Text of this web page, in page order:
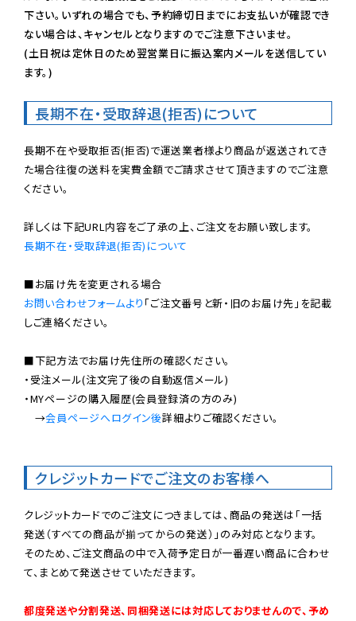
下さい。いずれの場合でも、予約締切日までにお支払いが確認でき
ない場合は、キャンセルとなりますのでご注意下さいませ。
(土日祝は定休日のため翌営業日に振込案内メールを送信してい
ます。)
長期不在・受取辞退(拒否)について
長期不在や受取拒否(拒否)で運送業者様より商品が返送されてき
た場合往復の送料を実費金額でご請求させて頂きますのでご注意
ください。
長期不在・受取辞退(拒否)について
お問い合わせフォームより 「ご注文番号と新・旧のお届け先」を記載
しご連絡ください。
■下記方法でお届け先住所の確認ください。
・受注メール(注文完了後の自動返信メール)
・MYページの購入履歴(会員登録済の方のみ)
→会員ページへログイン後詳細よりご確認ください。
クレジットカードでご注文のお客様へ
クレジットカードでのご注文につきましては、商品の発送は「一括
発送（すべての商品が揃ってからの発送）」のみ対応となります。
そのため、ご注文商品の中で入荷予定日が一番遅い商品に合わせ
て、まとめて発送させていただきます。
都度発送や分割発送、同梱発送には対応しておりませんので、予め